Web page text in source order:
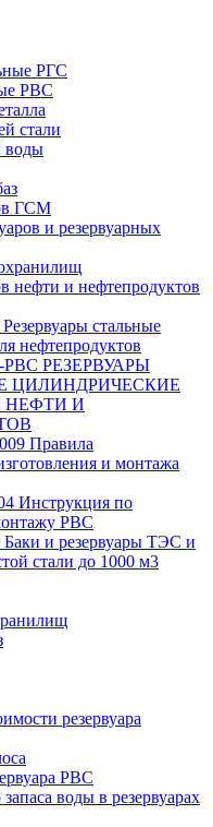
РГС
РВС
стали
воды
ГСМ
и резервуарных
нефти и нефтепродуктов
стальные
нефтепродуктов
РВС РЕЗЕРВУАРЫ
ЦИЛИНДРИЧЕСКИЕ
НЕФТИ И
Правила
и монтажа
Инструкция по
РВС
и резервуары ТЭС и
стали до 1000 м3
резервуара
РВС
воды в резервуарах